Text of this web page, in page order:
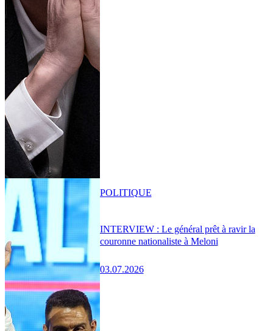
INTERVIEW : Le général prêt à ravir la
couronne nationaliste à Meloni
03.07.2026
POLITIQUE